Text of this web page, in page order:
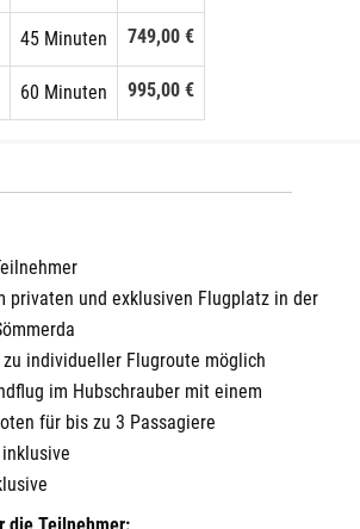
45 Minuten 749,00 €
60 Minuten 995,00 €
privaten und exklusiven Flugplatz in der
individueller Flugroute möglich
im Hubschrauber mit einem
für bis zu 3 Passagiere